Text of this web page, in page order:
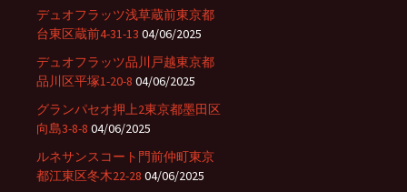
デュオフラッツ浅草蔵前東京都
台東区蔵前4-31-13 04/06/2025
デュオフラッツ品川戸越東京都
品川区平塚1-20-8 04/06/2025
グランパセオ押上2東京都墨田区
向島3-8-8 04/06/2025
ルネサンスコート門前仲町東京
都江東区冬木22-28 04/06/2025